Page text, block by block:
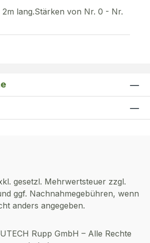
lang.Stärken von Nr. 0 - Nr.
gesetzl. Mehrwertsteuer zzgl.
ggf. Nachnahmegebühren, wenn
anders angegeben.
Rupp GmbH – Alle Rechte